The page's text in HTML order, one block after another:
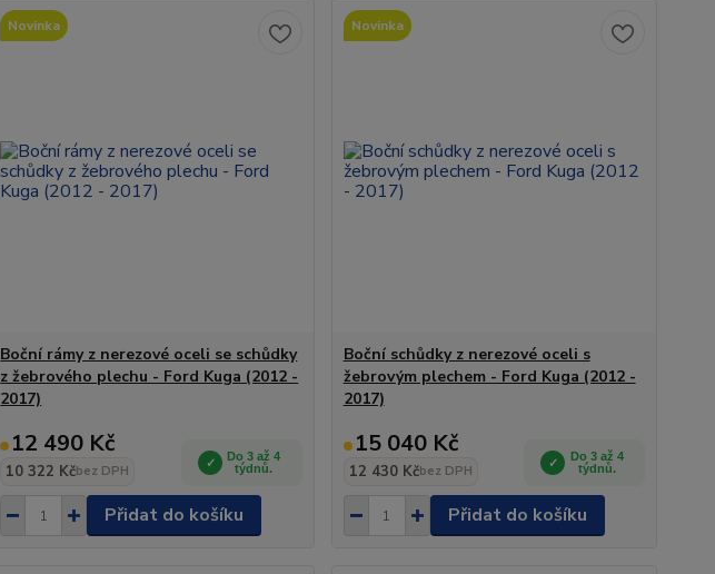
Novinka
Boční rámy z nerezové oceli se schůdky
z žebrového plechu - Ford Kuga (2012 -
2017)
12 490 Kč
10 322 Kčbez DPH
Do 3 až 4
týdnů.
Přidat do košíku
Novinka
Boční schůdky z nerezové oceli s
žebrovým plechem - Ford Kuga (2012 -
2017)
15 040 Kč
12 430 Kčbez DPH
Do 3 až 4
týdnů.
Přidat do košíku